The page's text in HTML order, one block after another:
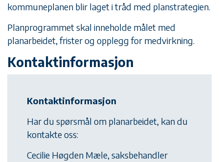
kommuneplanen blir laget i tråd med planstrategien.
Planprogrammet skal inneholde målet med
planarbeidet, frister og opplegg for medvirkning.
Kontaktinformasjon
Kontaktinformasjon
Har du spørsmål om planarbeidet, kan du
kontakte oss:
Cecilie Høgden Mæle, saksbehandler